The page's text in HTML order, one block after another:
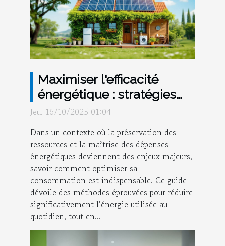
Maximiser l'efficacité
énergétique : stratégies
pour réduire vos
Jeu. 16/10/2025 01:04
Dans un contexte où la préservation des
ressources et la maîtrise des dépenses
énergétiques deviennent des enjeux majeurs,
savoir comment optimiser sa
consommation est indispensable. Ce guide
dévoile des méthodes éprouvées pour réduire
significativement l’énergie utilisée au
quotidien, tout en...